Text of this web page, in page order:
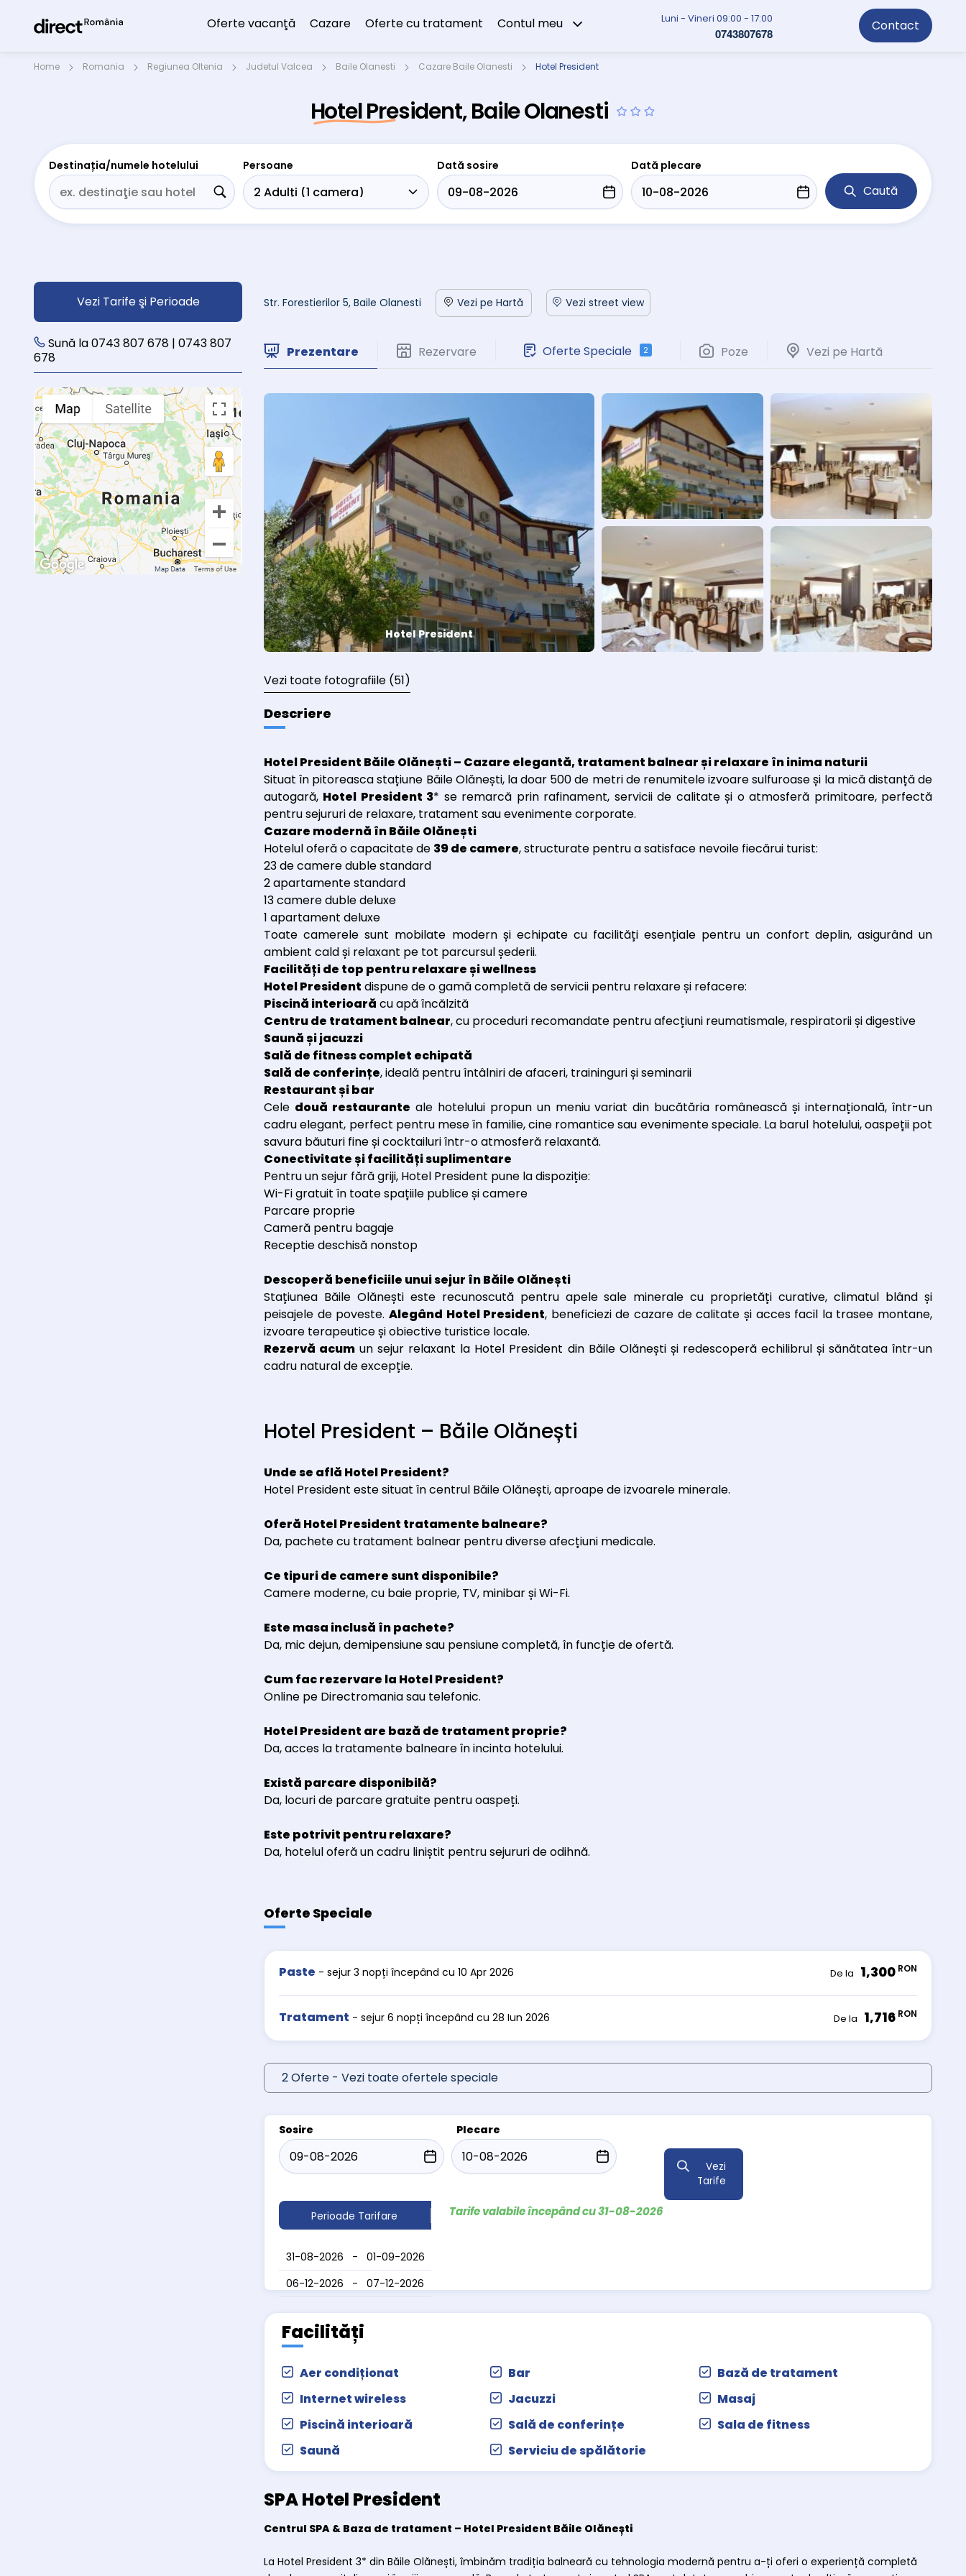
Oferte vacanţă Cazare Oferte cu tratament Contul meu Luni - Vineri 09:00 - 17:00
0743807678 Contact
Home Romania Regiunea Oltenia Judetul Valcea Baile Olanesti Cazare Baile Olanesti Hotel President
Hotel President, Baile Olanesti
Destinația/numele hotelului Persoane Dată sosire Dată plecare
Caută
Vezi Tarife şi Perioade
Sună la 0743 807 678 | 0743 807
678
Str. Forestierilor 5, Baile Olanesti Vezi pe Hartă Vezi street view
Prezentare Rezervare Oferte Speciale 2 Poze Vezi pe Hartă
Hotel President
Vezi toate fotografiile (51)
Descriere
Hotel President Băile Olănești – Cazare elegantă, tratament balnear și relaxare în inima naturii
Situat în pitoreasca stațiune Băile Olănești, la doar 500 de metri de renumitele izvoare sulfuroase și la mică distanță de
autogară, Hotel President 3* se remarcă prin rafinament, servicii de calitate și o atmosferă primitoare, perfectă
pentru sejururi de relaxare, tratament sau evenimente corporate.
Cazare modernă în Băile Olănești
Hotelul oferă o capacitate de 39 de camere, structurate pentru a satisface nevoile fiecărui turist:
23 de camere duble standard
2 apartamente standard
13 camere duble deluxe
1 apartament deluxe
Toate camerele sunt mobilate modern și echipate cu facilități esențiale pentru un confort deplin, asigurând un
ambient cald și relaxant pe tot parcursul șederii.
Facilități de top pentru relaxare și wellness
Hotel President dispune de o gamă completă de servicii pentru relaxare și refacere:
Piscină interioară cu apă încălzită
Centru de tratament balnear, cu proceduri recomandate pentru afecțiuni reumatismale, respiratorii și digestive
Saună și jacuzzi
Sală de fitness complet echipată
Sală de conferințe, ideală pentru întâlniri de afaceri, traininguri și seminarii
Restaurant și bar
Cele două restaurante ale hotelului propun un meniu variat din bucătăria românească și internațională, într-un
cadru elegant, perfect pentru mese în familie, cine romantice sau evenimente speciale. La barul hotelului, oaspeții pot
savura băuturi fine și cocktailuri într-o atmosferă relaxantă.
Conectivitate și facilități suplimentare
Pentru un sejur fără griji, Hotel President pune la dispoziție:
Wi-Fi gratuit în toate spațiile publice și camere
Parcare proprie
Cameră pentru bagaje
Receptie deschisă nonstop
Descoperă beneficiile unui sejur în Băile Olănești
Stațiunea Băile Olănești este recunoscută pentru apele sale minerale cu proprietăți curative, climatul blând și
peisajele de poveste. Alegând Hotel President, beneficiezi de cazare de calitate și acces facil la trasee montane,
izvoare terapeutice și obiective turistice locale.
Rezervă acum un sejur relaxant la Hotel President din Băile Olănești și redescoperă echilibrul și sănătatea într-un
cadru natural de excepție.
Hotel President – Băile Olănești
Unde se află Hotel President?
Hotel President este situat în centrul Băile Olănești, aproape de izvoarele minerale.
Oferă Hotel President tratamente balneare?
Da, pachete cu tratament balnear pentru diverse afecțiuni medicale.
Ce tipuri de camere sunt disponibile?
Camere moderne, cu baie proprie, TV, minibar și Wi-Fi.
Este masa inclusă în pachete?
Da, mic dejun, demipensiune sau pensiune completă, în funcție de ofertă.
Cum fac rezervare la Hotel President?
Online pe Directromania sau telefonic.
Hotel President are bază de tratament proprie?
Da, acces la tratamente balneare în incinta hotelului.
Există parcare disponibilă?
Da, locuri de parcare gratuite pentru oaspeți.
Este potrivit pentru relaxare?
Da, hotelul oferă un cadru liniștit pentru sejururi de odihnă.
Oferte Speciale
Paste - sejur 3 nopți începând cu 10 Apr 2026 De la 1,300 RON
Tratament - sejur 6 nopți începând cu 28 Iun 2026 De la 1,716 RON
2 Oferte - Vezi toate ofertele speciale
Sosire Plecare
Vezi
Tarife
Perioade Tarifare
31-08-2026 - 01-09-2026
06-12-2026 - 07-12-2026
Tarife valabile începând cu 31-08-2026
Facilități
Aer condiționat Bar
Bază de tratament
Internet wireless
Jacuzzi
Masaj
Piscină interioară
Sală de conferințe
Sala de fitness
Saună
Serviciu de spălătorie
SPA Hotel President
Centrul SPA & Baza de tratament – Hotel President Băile Olănești
La Hotel President 3* din Băile Olănești, îmbinăm tradiția balneară cu tehnologia modernă pentru a-ți oferi o experiență completă